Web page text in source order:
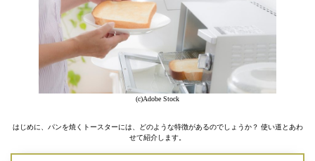
(c)Adobe Stock
はじめに、パンを焼くトースターには、どのような特徴があるのでしょうか？ 使い道とあわ
せて紹介します。